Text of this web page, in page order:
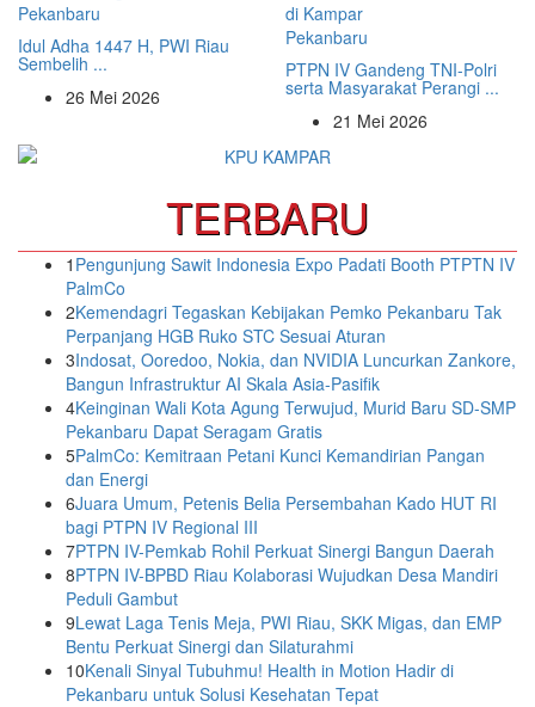
Pekanbaru
Idul Adha 1447 H, PWI Riau
Sembelih ...
26 Mei 2026
Pekanbaru
PTPN IV Gandeng TNI-Polri
serta Masyarakat Perangi ...
21 Mei 2026
TERBARU
1 Pengunjung Sawit Indonesia Expo Padati Booth PTPTN IV
PalmCo
2Kemendagri Tegaskan Kebijakan Pemko Pekanbaru Tak
Perpanjang HGB Ruko STC Sesuai Aturan
3Indosat, Ooredoo, Nokia, dan NVIDIA Luncurkan Zankore,
Bangun Infrastruktur AI Skala Asia-Pasifik
4Keinginan Wali Kota Agung Terwujud, Murid Baru SD-SMP
Pekanbaru Dapat Seragam Gratis
5PalmCo: Kemitraan Petani Kunci Kemandirian Pangan
dan Energi
6Juara Umum, Petenis Belia Persembahan Kado HUT RI
bagi PTPN IV Regional III
7PTPN IV-Pemkab Rohil Perkuat Sinergi Bangun Daerah
8PTPN IV-BPBD Riau Kolaborasi Wujudkan Desa Mandiri
Peduli Gambut
9Lewat Laga Tenis Meja, PWI Riau, SKK Migas, dan EMP
Bentu Perkuat Sinergi dan Silaturahmi
10Kenali Sinyal Tubuhmu! Health in Motion Hadir di
Pekanbaru untuk Solusi Kesehatan Tepat